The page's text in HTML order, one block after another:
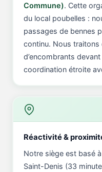
Commune). Cette
du local poubelles :
passages de bennes
continu. Nous
d’encombrants
coordination étroite
Réactivité &
Notre siège est basé
Saint-Denis (33